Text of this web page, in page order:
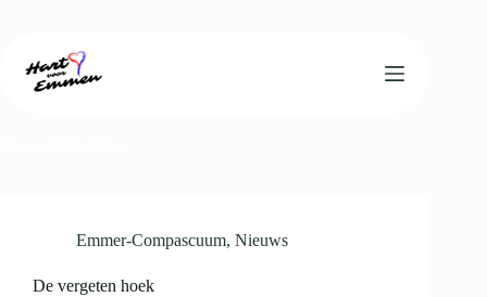
inhoud
Emmer-Compascuum, Nieuws
De vergeten hoek